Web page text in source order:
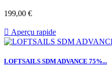
Prix
199,00 €
 Aperçu rapide
LOFTSAILS SDM ADVANCE 75%...